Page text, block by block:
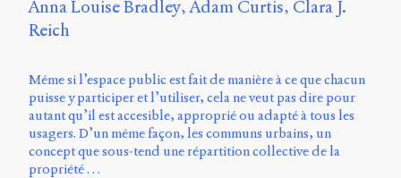
Anna Louise Bradley Adam Curtis Clara J.
Reich
Même si l’espace public est fait de manière à ce que chacun
puisse y participer et l’utiliser, cela ne veut pas dire pour
autant qu’il est accesible, approprié ou adapté à tous les
usagers. D’un même façon, les communs urbains, un
concept que sous-tend une répartition collective de la
propriété …